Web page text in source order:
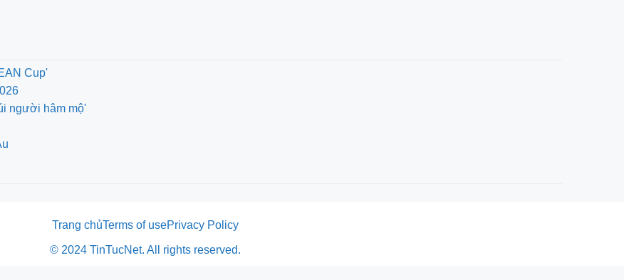
Cup'
người hâm mộ'
Trang chủTerms of usePrivacy Policy
© 2024 TinTucNet. All rights reserved.